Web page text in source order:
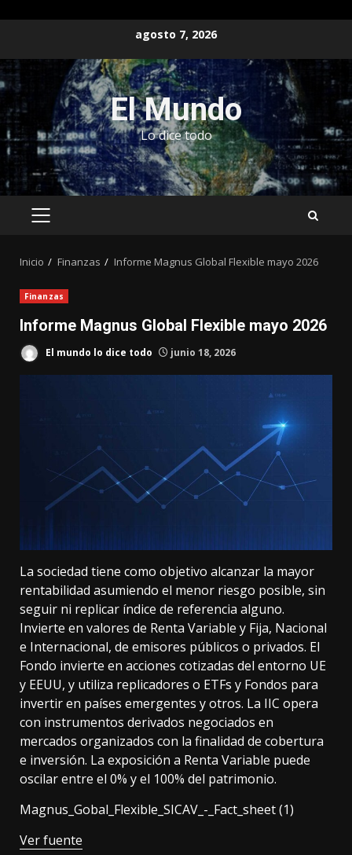
contenido
agosto 7, 2026
El Mundo
Lo dice todo
MENÚ
Inicio Finanzas Informe Magnus Global Flexible mayo 2026
Finanzas
Informe Magnus Global Flexible mayo 2026
El mundo lo dice todo junio 18, 2026
La sociedad tiene como objetivo alcanzar la mayor
rentabilidad asumiendo el menor riesgo posible, sin
seguir ni replicar índice de referencia alguno.
Invierte en valores de Renta Variable y Fija, Nacional
e Internacional, de emisores públicos o privados. El
Fondo invierte en acciones cotizadas del entorno UE
y EEUU, y utiliza replicadores o ETFs y Fondos para
invertir en países emergentes y otros. La IIC opera
con instrumentos derivados negociados en
mercados organizados con la finalidad de cobertura
e inversión. La exposición a Renta Variable puede
oscilar entre el 0% y el 100% del patrimonio.
Magnus_Gobal_Flexible_SICAV_-_Fact_sheet (1)
Ver fuente